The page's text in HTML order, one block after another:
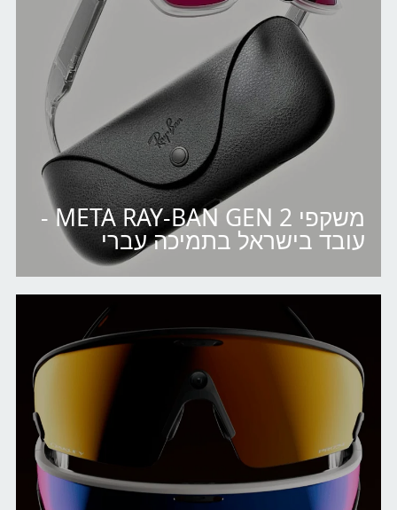
משקפי META RAY-BAN GEN 2 -
עובד בישראל בתמיכה עברי